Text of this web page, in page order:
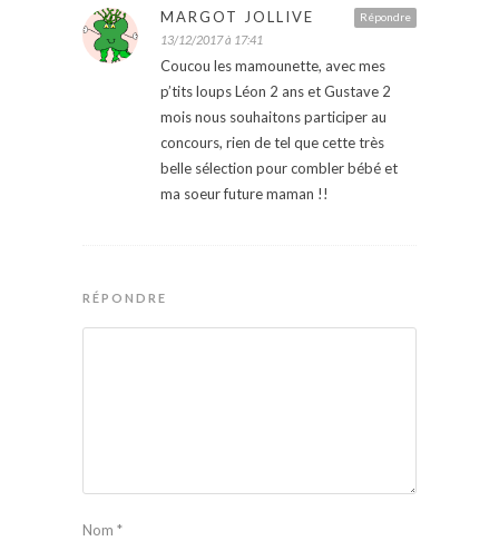
Répondre
MARGOT JOLLIVE
13/12/2017 à 17:41
Coucou les mamounette, avec mes
p’tits loups Léon 2 ans et Gustave 2
mois nous souhaitons participer au
concours, rien de tel que cette très
belle sélection pour combler bébé et
ma soeur future maman !!
RÉPONDRE
Nom *